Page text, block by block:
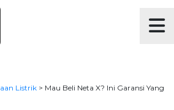
Listrik > Mau Beli Neta X? Ini Garansi Yang